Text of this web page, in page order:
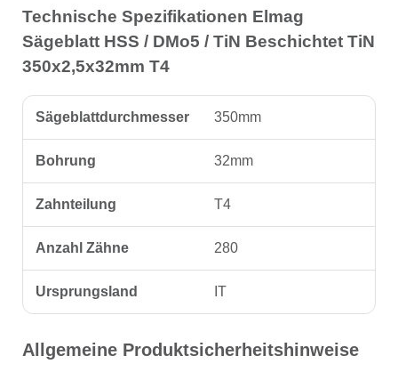
Technische Spezifikationen Elmag
Sägeblatt HSS / DMo5 / TiN Beschichtet TiN
350x2,5x32mm T4
Sägeblattdurchmesser 350mm
Bohrung 32mm
Zahnteilung T4
Anzahl Zähne 280
Ursprungsland IT
Allgemeine Produktsicherheitshinweise